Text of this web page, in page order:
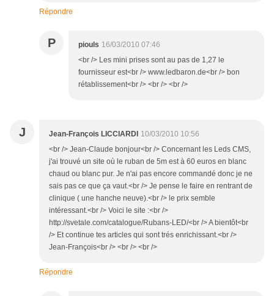
Répondre
P piouls 16/03/2010 07:46
<br /> Les mini prises sont au pas de 1,27 le
fournisseur est<br /> www.ledbaron.de<br /> bon
rétablissement<br /> <br /> <br />
J Jean-François LICCIARDI 10/03/2010 10:56
<br /> Jean-Claude bonjour<br /> Concernant les Leds CMS,
j'ai trouvé un site où le ruban de 5m est à 60 euros en blanc
chaud ou blanc pur. Je n'ai pas encore commandé donc je ne
sais pas ce que ça vaut.<br /> Je pense le faire en rentrant de
clinique ( une hanche neuve).<br /> le prix semble
intéressant.<br /> Voici le site :<br />
http://svetale.com/catalogue/Rubans-LED/<br /> A bientôt<br
/> Et continue tes articles qui sont trés enrichissant.<br />
Jean-François<br /> <br /> <br />
Répondre